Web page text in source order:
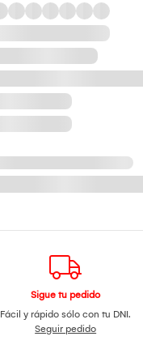
Sigue tu pedido
Fácil y rápido sólo con tu DNI.
Seguir pedido